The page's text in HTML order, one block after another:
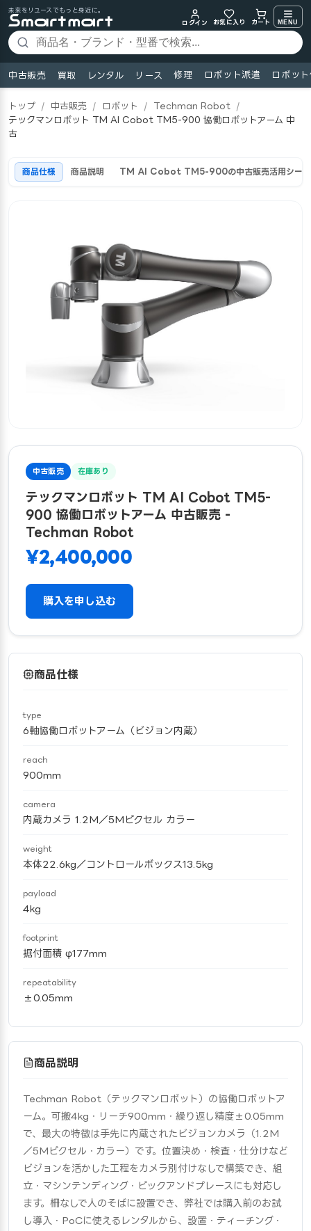
未来をリユースでもっと身近に。
ログイン
お気に入り カート MENU
中古販売 買取 レンタル リース 修理 ロボット派遣 ロボッ
トップ / 中古販売 / ロボット / Techman Robot
/
テックマンロボット TM AI Cobot TM5-900 協働ロボットアーム 中
古
商品仕様 商品説明 TM AI Cobot TM5-900の中古販売活用シーン
中古販売 在庫あり
テックマンロボット TM AI Cobot TM5-
900 協働ロボットアーム 中古販売 -
Techman Robot
¥2,400,000
購入を申し込む
商品仕様
type
6軸協働ロボットアーム（ビジョン内蔵）
reach
900mm
camera
内蔵カメラ 1.2M／5Mピクセル カラー
weight
本体22.6kg／コントロールボックス13.5kg
payload
4kg
footprint
据付面積 φ177mm
repeatability
±0.05mm
商品説明
Techman Robot（テックマンロボット）の協働ロボットア
ーム。可搬4kg・リーチ900mm・繰り返し精度±0.05mm
で、最大の特徴は手先に内蔵されたビジョンカメラ（1.2M
／5Mピクセル・カラー）です。位置決め・検査・仕分けなど
ビジョンを活かした工程をカメラ別付けなしで構築でき、組
立・マシンテンディング・ピックアンドプレースにも対応し
ます。柵なしで人のそばに設置でき、弊社では購入前のお試
し導入・PoCに使えるレンタルから、設置・ティーチング・